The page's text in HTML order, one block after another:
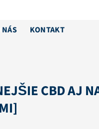
NÁS KONTAKT
CBD AJ